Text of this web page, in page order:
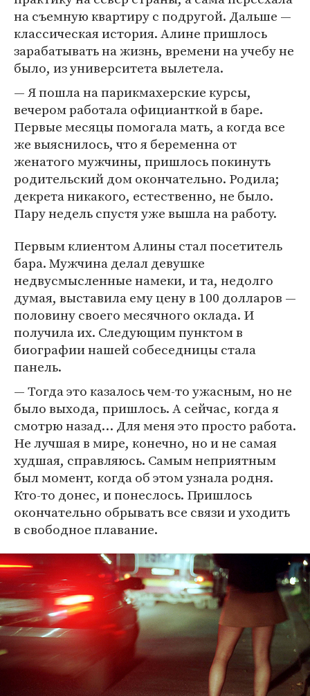
на съемную квартиру с подругой. Дальше —
классическая история. Алине пришлось
зарабатывать на жизнь, времени на учебу не
было, из университета вылетела.
— Я пошла на парикмахерские курсы,
вечером работала официанткой в баре.
Первые месяцы помогала мать, а когда все
же выяснилось, что я беременна от
женатого мужчины, пришлось покинуть
родительский дом окончательно. Родила;
декрета никакого, естественно, не было.
Пару недель спустя уже вышла на работу.
Первым клиентом Алины стал посетитель
бара. Мужчина делал девушке
недвусмысленные намеки, и та, недолго
думая, выставила ему цену в 100 долларов —
половину своего месячного оклада. И
получила их. Следующим пунктом в
биографии нашей собеседницы стала
панель.
— Тогда это казалось чем-то ужасным, но не
было выхода, пришлось. А сейчас, когда я
смотрю назад… Для меня это просто работа.
Не лучшая в мире, конечно, но и не самая
худшая, справляюсь. Самым неприятным
был момент, когда об этом узнала родня.
Кто-то донес, и понеслось. Пришлось
окончательно обрывать все связи и уходить
в свободное плавание.